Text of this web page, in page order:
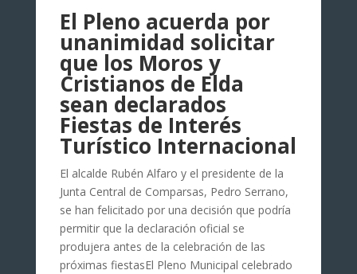
El Pleno acuerda por
unanimidad solicitar
que los Moros y
Cristianos de Elda
sean declarados
Fiestas de Interés
Turístico Internacional
El alcalde Rubén Alfaro y el presidente de la
Junta Central de Comparsas, Pedro Serrano,
se han felicitado por una decisión que podría
permitir que la declaración oficial se
produjera antes de la celebración de las
próximas fiestasEl Pleno Municipal celebrado